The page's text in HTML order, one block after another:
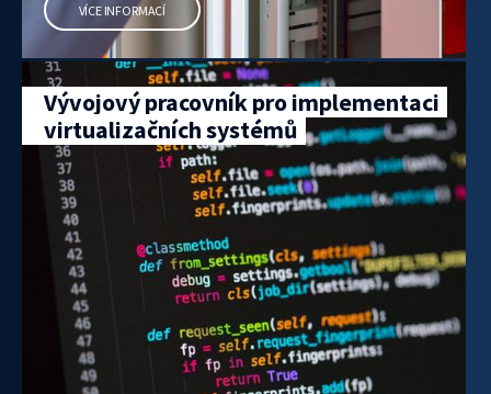
VÍCE INFORMACÍ
Vývojový pracovník pro implementaci
virtualizačních systémů